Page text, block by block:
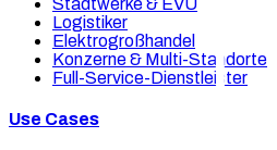
Logistiker
Elektrogroßhandel
Konzerne & Multi-Standorte
Full-Service-Dienstleister
Use Cases